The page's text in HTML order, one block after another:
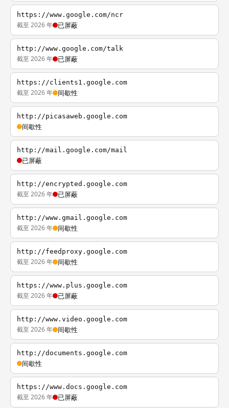
https://www.google.com/ncr
截至 2026 年 已屏蔽
http://www.google.com/talk
截至 2026 年 已屏蔽
https://clients1.google.com
截至 2026 年 间歇性
http://picasaweb.google.com
间歇性
http://mail.google.com/mail
已屏蔽
http://encrypted.google.com
截至 2026 年 已屏蔽
http://www.gmail.google.com
截至 2026 年 间歇性
http://feedproxy.google.com
截至 2026 年 间歇性
https://www.plus.google.com
截至 2026 年 已屏蔽
http://www.video.google.com
截至 2026 年 间歇性
http://documents.google.com
间歇性
https://www.docs.google.com
截至 2026 年 已屏蔽